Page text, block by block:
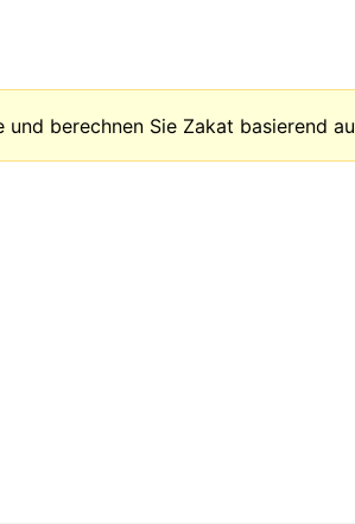
berechnen Sie Zakat basierend